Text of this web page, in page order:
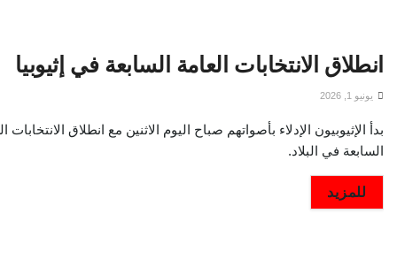
انطلاق الانتخابات العامة السابعة في إثيوبيا
يونيو 1, 2026
بدأ الإثيوبيون الإدلاء بأصواتهم صباح اليوم الاثنين مع انطلاق الانتخابات
السابعة في البلاد.
للمزيد